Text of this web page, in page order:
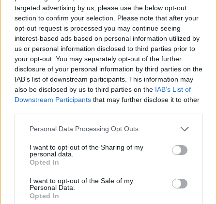
targeted advertising by us, please use the below opt-out
section to confirm your selection. Please note that after your
opt-out request is processed you may continue seeing
interest-based ads based on personal information utilized by
us or personal information disclosed to third parties prior to
your opt-out. You may separately opt-out of the further
disclosure of your personal information by third parties on the
IAB’s list of downstream participants. This information may
also be disclosed by us to third parties on the IAB’s List of
Downstream Participants that may further disclose it to other
Please note that this website/app uses one or more Google
not limited to your visit or usage behaviour. You may click to
grant or deny consent to Google and its third-party tags to
use your data for below specified purposes in below Google
consent section.
Personal Data Processing Opt Outs
I want to opt-out of the Sharing of my
personal data.
Opted In
I want to opt-out of the Sale of my
Personal Data.
Opted In
mix di tecnologia, metodo e competenza. Superare
il mito delclick daysignifica pianificare, testare e
combinare strumenti automatici con una struttura
organizzativa che garantisca controlli continui.
Solo così le PMI potranno trasformare le
opportunità difinanza agevolatain risultati
concreti.
AUTORE
Edoardo Vitali
Edoardo Vitali ha coordinato la copertura
Palermo, sostenendo la linea editoriale sulla
trasparenza fiscale. Capo redattore
economia, porta in redazione un tratto